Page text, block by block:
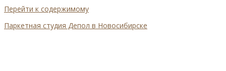
Перейти к содержимому
Паркетная студия Депол в Новосибирске